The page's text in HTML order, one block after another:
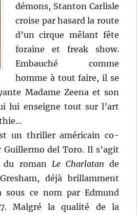
démons, Stanton Carlisle
croise par hasard la route
d’un cirque mêlant fête
foraine et freak show.
Embauché comme
homme à tout faire, il se
Madame Zeena et son
lui enseigne tout sur l’art
un thriller américain co-
del Toro. Il s’agit
du roman Le Charlatan de
déjà brillamment
sous ce nom par Edmund
Malgré la qualité de la